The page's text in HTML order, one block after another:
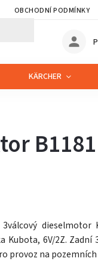
OBCHODNÍ PODMÍNKY
KÄRCHER
B1181
dieselmotor
Kubota, 6V/2Z. Zadní
provoz na